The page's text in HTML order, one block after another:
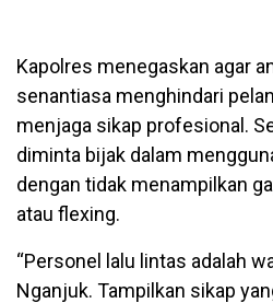
Kapolres menegaskan agar
senantiasa menghindari
menjaga sikap profesional.
diminta bijak dalam
dengan tidak menampilkan
atau flexing.
“Personel lalu lintas adalah
Nganjuk. Tampilkan sikap